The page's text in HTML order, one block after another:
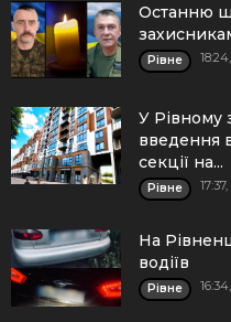
Останню
Рівне
У Рівному
введення
секції на...
Рівне
На
водіїв
Рівне